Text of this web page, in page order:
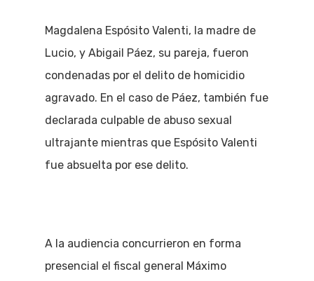
Magdalena Espósito Valenti, la madre de
Lucio, y Abigail Páez, su pareja, fueron
condenadas por el delito de homicidio
agravado. En el caso de Páez, también fue
declarada culpable de abuso sexual
ultrajante mientras que Espósito Valenti
fue absuelta por ese delito.
A la audiencia concurrieron en forma
presencial el fiscal general Máximo